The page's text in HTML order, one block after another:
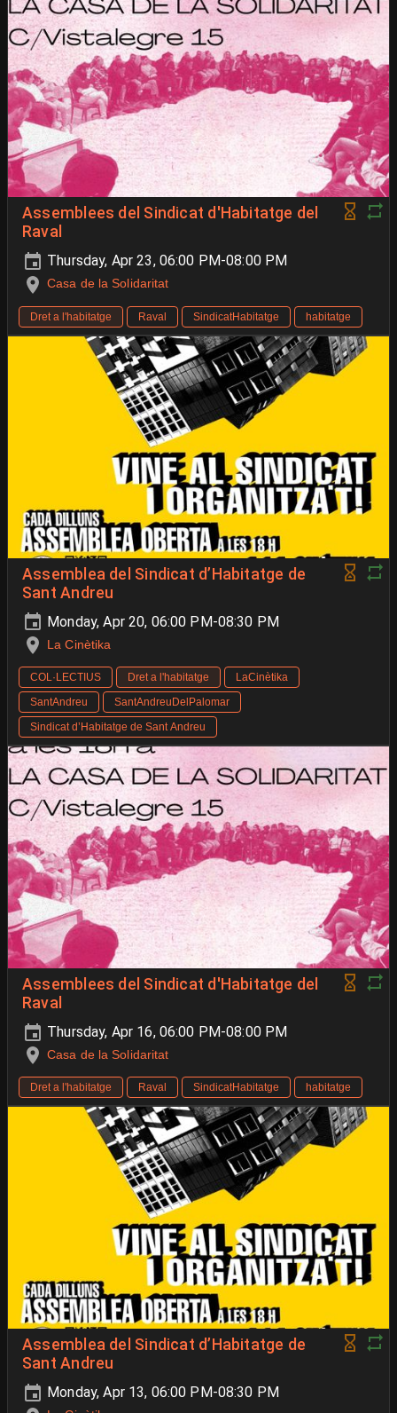
Assemblees del Sindicat d'Habitatge del
Raval
Thursday, Apr 23, 06:00 PM-08:00 PM
Casa de la Solidaritat
Dret a l'habitatge Raval SindicatHabitatge habitatge
Assemblea del Sindicat d’Habitatge de
Sant Andreu
Monday, Apr 20, 06:00 PM-08:30 PM
La Cinètika
COL·LECTIUS Dret a l'habitatge
LaCinètika
SantAndreu
SantAndreuDelPalomar
Sindicat d’Habitatge de Sant Andreu
Assemblees del Sindicat d'Habitatge del
Raval
Thursday, Apr 16, 06:00 PM-08:00 PM
Casa de la Solidaritat
Dret a l'habitatge Raval SindicatHabitatge habitatge
Assemblea del Sindicat d’Habitatge de
Sant Andreu
Monday, Apr 13, 06:00 PM-08:30 PM